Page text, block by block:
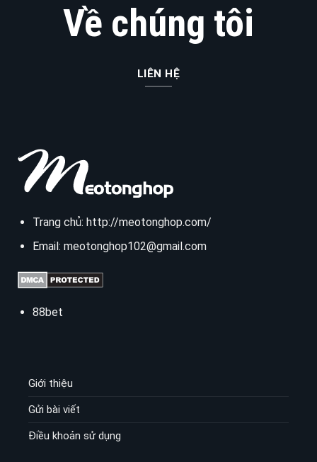
Về chúng tôi
LIÊN HỆ
Trang chủ: http://meotonghop.com/
Email: meotonghop102@gmail.com
88bet
Giới thiệu
Gửi bài viết
Điều khoản sử dụng